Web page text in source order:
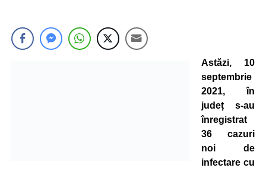
Astăzi, 10
septembrie
2021, în
județ s-au
înregistrat
36 cazuri
noi de
infectare cu